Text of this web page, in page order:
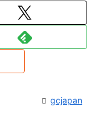
gcjapan